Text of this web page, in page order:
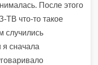
После этого
ТВ что-то такое
случились
сначала